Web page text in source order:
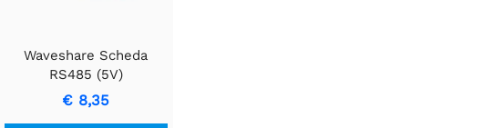
Waveshare Scheda
RS485 (5V)
€ 8,35